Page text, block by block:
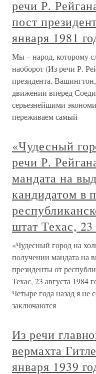
речи Р.
пост
января 1981
Мы – народ, которому
наоборот (Из речи Р.
президента.
движении вперед
серьезнейшими
переживаем самый
«Чудесный
речи Р.
мандата на
кандидатом в
штат Техас, 23
«Чудесный город на
получении мандата на
президенты от
Техас, 23 августа 1984
Четыре года назад я не
заключаются
Из речи
вермахта
января 1939